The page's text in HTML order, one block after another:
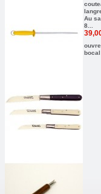
Au
8...
ouvre